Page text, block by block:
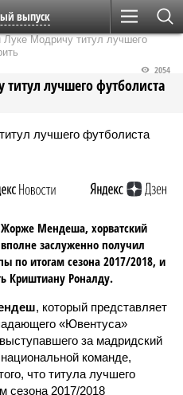
выпуск
Луке Модричу титул лучшего
лучшего футболиста
2054
Мендеша, хорватский
заслуженно получил
по итогам сезона 2017/2018, и
Криштиану Роналду.
, который представляет
«Ювентуса»
за мадридский
команде,
что титула лучшего
сезона 2017/2018